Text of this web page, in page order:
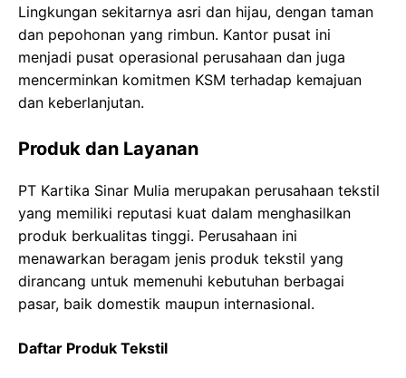
Lingkungan sekitarnya asri dan hijau, dengan taman
dan pepohonan yang rimbun. Kantor pusat ini
menjadi pusat operasional perusahaan dan juga
mencerminkan komitmen KSM terhadap kemajuan
dan keberlanjutan.
Produk dan Layanan
PT Kartika Sinar Mulia merupakan perusahaan tekstil
yang memiliki reputasi kuat dalam menghasilkan
produk berkualitas tinggi. Perusahaan ini
menawarkan beragam jenis produk tekstil yang
dirancang untuk memenuhi kebutuhan berbagai
pasar, baik domestik maupun internasional.
Daftar Produk Tekstil